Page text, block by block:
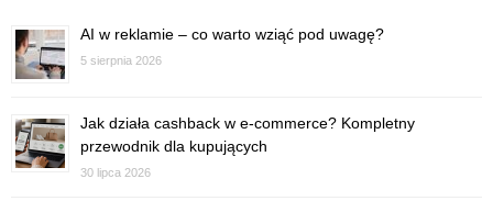
AI w reklamie – co warto wziąć pod uwagę?
5 sierpnia 2026
Jak działa cashback w e-commerce? Kompletny
przewodnik dla kupujących
30 lipca 2026